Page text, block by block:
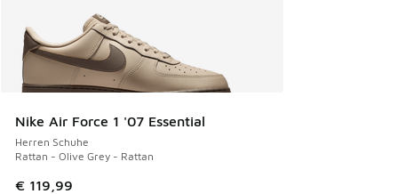
Nike Air Force 1 '07 Essential
Herren Schuhe
Rattan - Olive Grey - Rattan
€ 119,99